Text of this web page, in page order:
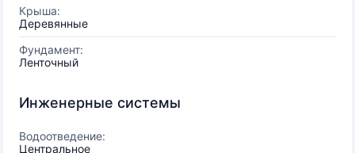
Крыша:
Деревянные
Фундамент:
Ленточный
Инженерные системы
Водоотведение:
Центральное